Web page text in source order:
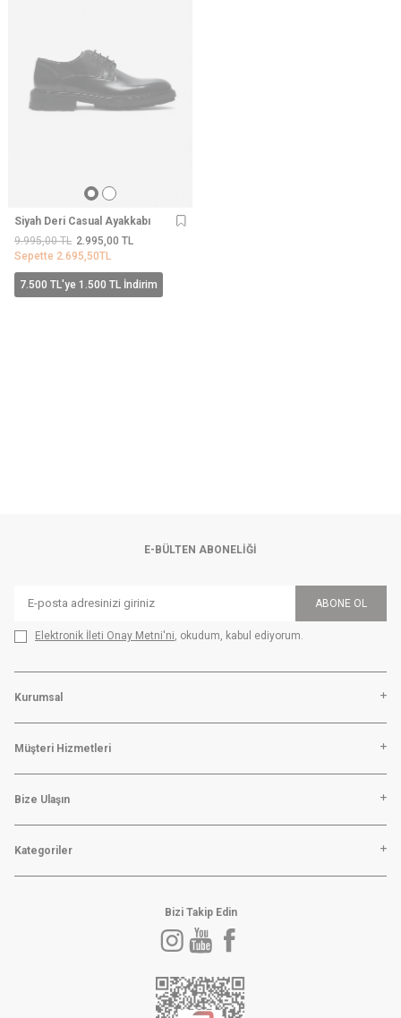
Siyah Deri Casual Ayakkabı
9.995,00TL 2.995,00 TL
Sepette 2.695,50TL
7.500 TL'ye 1.500 TL İndirim
E-BÜLTEN ABONELIĞI
ABONE OL
Elektronik İleti Onay Metni'ni, okudum, kabul ediyorum.
Kurumsal
Müşteri Hizmetleri
Bize Ulaşın
Kategoriler
Bizi Takip Edin